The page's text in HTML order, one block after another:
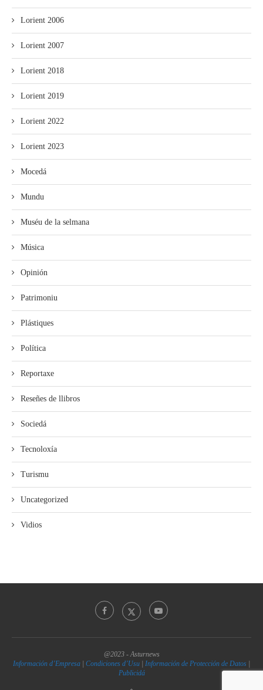
Lorient 2006
Lorient 2007
Lorient 2018
Lorient 2019
Lorient 2022
Lorient 2023
Mocedá
Mundu
Muséu de la selmana
Música
Opinión
Patrimoniu
Plástiques
Política
Reportaxe
Reseñes de llibros
Sociedá
Tecnoloxía
Turismu
Uncategorized
Vidios
@2023 - Asturnews
Información d’Empresa | Condiciones d’Usu | Información de Protección de Datos |
Publicidá